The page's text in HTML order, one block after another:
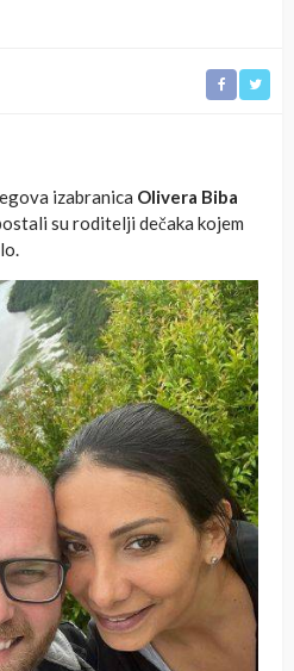
izabranica Olivera Biba
su roditelji dečaka kojem